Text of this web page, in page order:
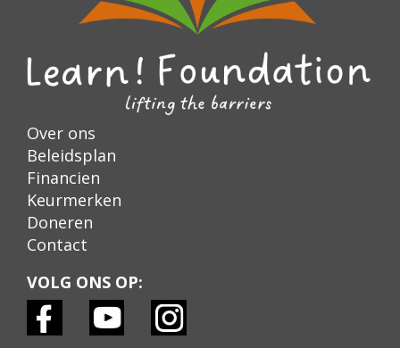
Over ons
Beleidsplan
Financien
Keurmerken
Doneren
Contact
VOLG ONS OP: